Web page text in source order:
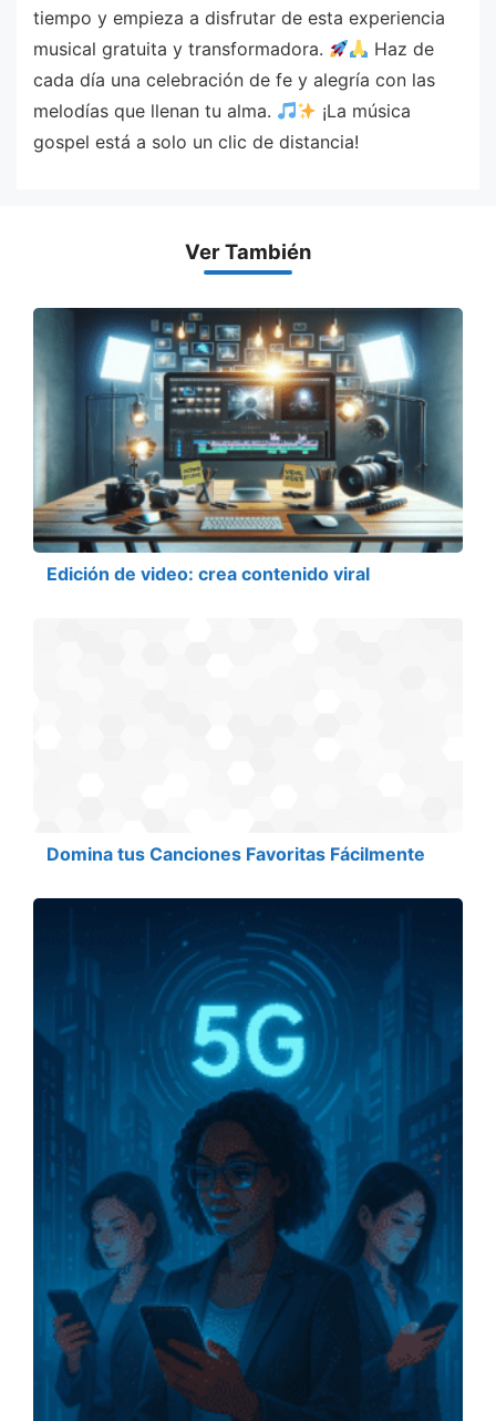
tiempo y empieza a disfrutar de esta experiencia
musical gratuita y transformadora.
Haz de
cada día una celebración de fe y alegría con las
melodías que llenan tu alma.
¡La música
gospel está a solo un clic de distancia!
Ver También
Edición de video: crea contenido viral
Domina tus Canciones Favoritas Fácilmente